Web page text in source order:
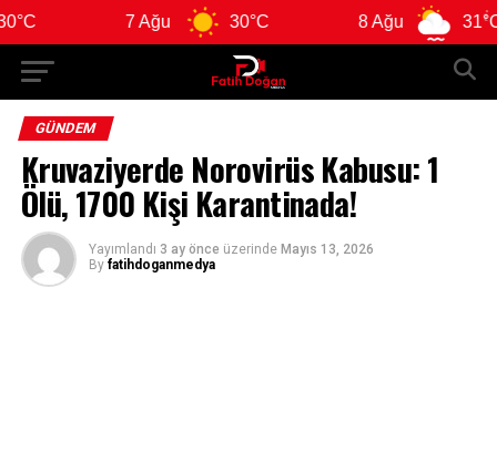
30°C 31°C
GÜNDEM
Kruvaziyerde Norovirüs Kabusu: 1
Ölü, 1700 Kişi Karantinada!
Yayımlandı 3 ay önce üzerinde Mayıs 13, 2026
By fatihdoganmedya